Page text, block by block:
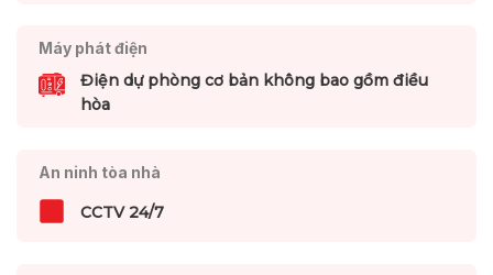
Máy phát điện
Điện dự phòng cơ bản không bao gồm điều
hòa
An ninh tòa nhà
CCTV 24/7